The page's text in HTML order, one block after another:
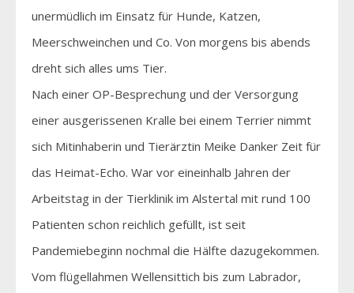
unermüdlich im Einsatz für Hunde, Katzen,
Meerschweinchen und Co. Von morgens bis abends
dreht sich alles ums Tier.
Nach einer OP-Besprechung und der Versorgung
einer ausgerissenen Kralle bei einem Terrier nimmt
sich Mitinhaberin und Tierärztin Meike Danker Zeit für
das Heimat-Echo. War vor eineinhalb Jahren der
Arbeitstag in der Tierklinik im Alstertal mit rund 100
Patienten schon reichlich gefüllt, ist seit
Pandemiebeginn nochmal die Hälfte dazugekommen.
Vom flügellahmen Wellensittich bis zum Labrador,